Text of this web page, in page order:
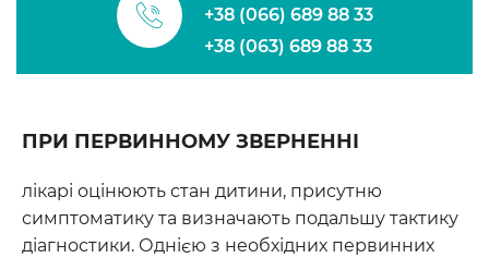
+38 (066) 689 88 33
+38 (063) 689 88 33
ПРИ ПЕРВИННОМУ ЗВЕРНЕННІ
лікарі оцінюють стан дитини, присутню
симптоматику та визначають подальшу тактику
діагностики. Однією з необхідних первинних